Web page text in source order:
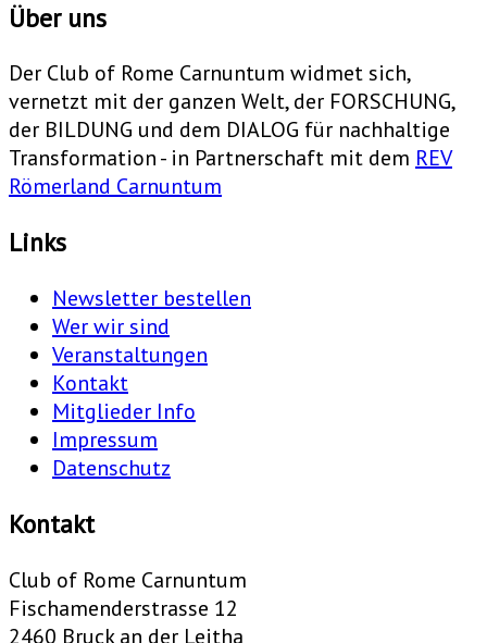
Über uns
Der Club of Rome Carnuntum widmet sich,
vernetzt mit der ganzen Welt, der FORSCHUNG,
der BILDUNG und dem DIALOG für nachhaltige
Transformation - in Partnerschaft mit dem REV
Römerland Carnuntum
Links
Newsletter bestellen
Wer wir sind
Veranstaltungen
Kontakt
Mitglieder Info
Impressum
Datenschutz
Kontakt
Club of Rome Carnuntum
Fischamenderstrasse 12
2460 Bruck an der Leitha